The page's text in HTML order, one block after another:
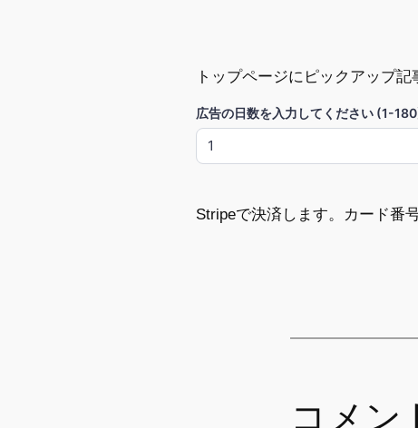
トップページにピックアップ記
広告の日数を入力してください (1-
Stripeで決済します。カード番